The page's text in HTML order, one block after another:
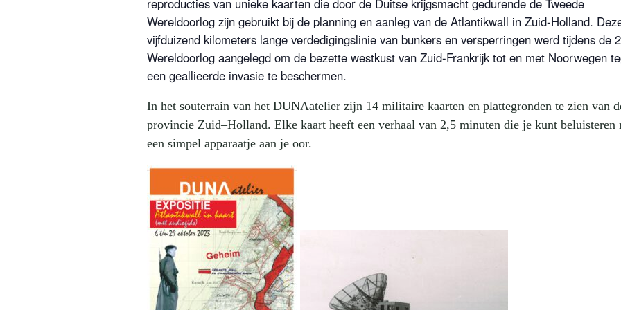
reproducties van unieke kaarten die door de Duitse krijgsmacht gedurende de Tweede
Wereldoorlog zijn gebruikt bij de planning en aanleg van de Atlantikwall in Zuid-Holland.
vijfduizend kilometers lange verdedigingslinie van bunkers en versperringen werd tijdens de
Wereldoorlog aangelegd om de bezette westkust van Zuid-Frankrijk tot en met Noorwegen
een geallieerde invasie te beschermen.
In het souterrain van het DUNAatelier zijn 14 militaire kaarten en plattegronden te zien van
provincie Zuid–Holland. Elke kaart heeft een verhaal van 2,5 minuten die je kunt beluisteren
een simpel apparaatje aan je oor.